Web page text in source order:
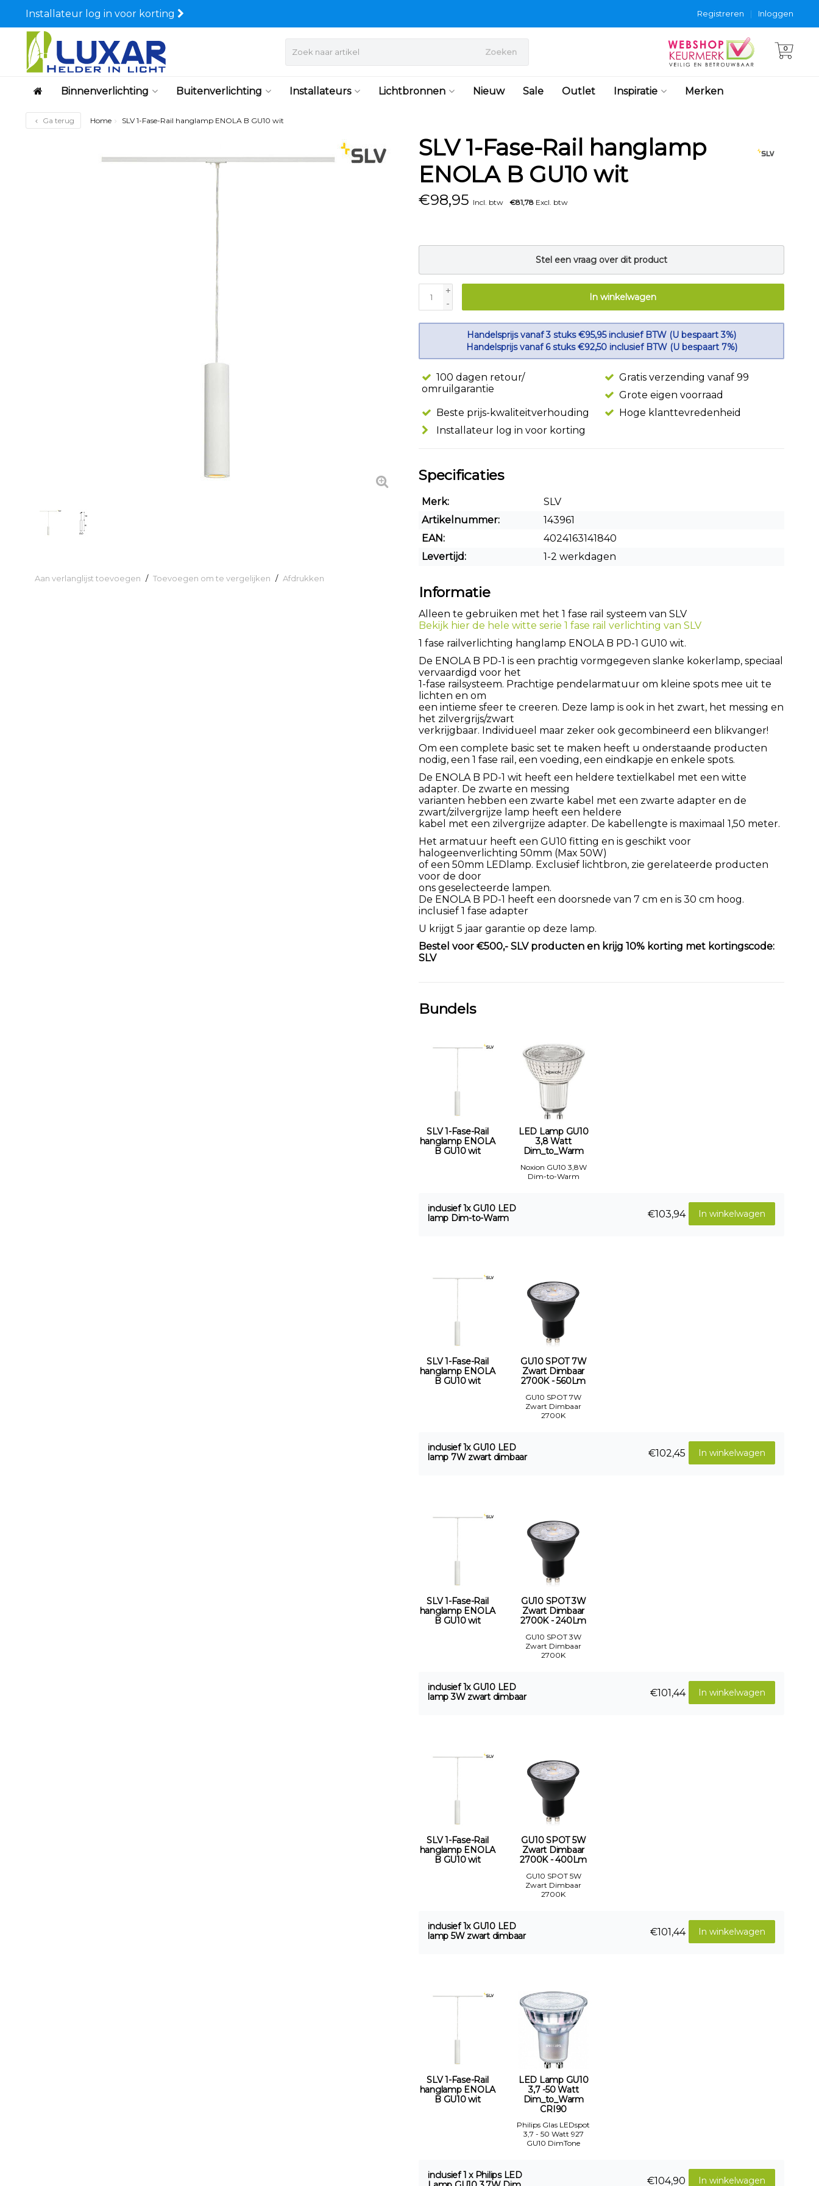
Installateur log in voor korting Inloggen
|
Registreren
Zoeken 0
Binnenverlichting Buitenverlichting Installateurs Lichtbronnen Nieuw Sale Outlet Inspiratie Merken
Ga terug Home SLV 1-Fase-Rail hanglamp ENOLA B GU10 wit
Aan verlanglijst toevoegen / Toevoegen om te vergelijken / Afdrukken
SLV 1-Fase-Rail hanglamp
ENOLA B GU10 wit
€98,95 Incl. btw €81,78 Excl. btw
Stel een vraag over dit product
+
-
In winkelwagen
Handelsprijs vanaf 3 stuks €95,95 inclusief BTW (U bespaart 3%)
Handelsprijs vanaf 6 stuks €92,50 inclusief BTW (U bespaart 7%)
100 dagen retour/
omruilgarantie
Gratis verzending vanaf 99
Grote eigen voorraad
Beste prijs-kwaliteitverhouding
Hoge klanttevredenheid
Installateur log in voor korting
Specificaties
Merk:
SLV
Artikelnummer:
143961
EAN:
4024163141840
Levertijd:
1-2 werkdagen
Informatie
Alleen te gebruiken met het 1 fase rail systeem van SLV
Bekijk hier de hele witte serie 1 fase rail verlichting van SLV
1 fase railverlichting hanglamp ENOLA B PD-1 GU10 wit.
De ENOLA B PD-1 is een prachtig vormgegeven slanke kokerlamp, speciaal
vervaardigd voor het
1-fase railsysteem. Prachtige pendelarmatuur om kleine spots mee uit te
lichten en om
een intieme sfeer te creeren. Deze lamp is ook in het zwart, het messing en
het zilvergrijs/zwart
verkrijgbaar. Individueel maar zeker ook gecombineerd een blikvanger!
Om een complete basic set te maken heeft u onderstaande producten
nodig, een 1 fase rail, een voeding, een eindkapje en enkele spots.
De ENOLA B PD-1 wit heeft een heldere textielkabel met een witte
adapter. De zwarte en messing
varianten hebben een zwarte kabel met een zwarte adapter en de
zwart/zilvergrijze lamp heeft een heldere
kabel met een zilvergrijze adapter. De kabellengte is maximaal 1,50 meter.
Het armatuur heeft een GU10 fitting en is geschikt voor
halogeenverlichting 50mm (Max 50W)
of een 50mm LEDlamp. Exclusief lichtbron, zie gerelateerde producten
voor de door
ons geselecteerde lampen.
De ENOLA B PD-1 heeft een doorsnede van 7 cm en is 30 cm hoog.
inclusief 1 fase adapter
U krijgt 5 jaar garantie op deze lamp.
Bestel voor €500,- SLV producten en krijg 10% korting met kortingscode:
SLV
Bundels
SLV 1-Fase-Rail
hanglamp ENOLA
B GU10 wit
LED Lamp GU10
3,8 Watt
Dim_to_Warm
Noxion GU10 3,8W
Dim-to-Warm
inclusief 1x GU10 LED
lamp Dim-to-Warm
In winkelwagen
€103,94
SLV 1-Fase-Rail
hanglamp ENOLA
B GU10 wit
GU10 SPOT 7W
Zwart Dimbaar
2700K - 560Lm
GU10 SPOT 7W
Zwart Dimbaar
2700K
inclusief 1x GU10 LED
lamp 7W zwart dimbaar
In winkelwagen
€102,45
SLV 1-Fase-Rail
hanglamp ENOLA
B GU10 wit
GU10 SPOT 3W
Zwart Dimbaar
2700K - 240Lm
GU10 SPOT 3W
Zwart Dimbaar
2700K
inclusief 1x GU10 LED
lamp 3W zwart dimbaar
In winkelwagen
€101,44
SLV 1-Fase-Rail
hanglamp ENOLA
B GU10 wit
GU10 SPOT 5W
Zwart Dimbaar
2700K - 400Lm
GU10 SPOT 5W
Zwart Dimbaar
2700K
inclusief 1x GU10 LED
lamp 5W zwart dimbaar
In winkelwagen
€101,44
SLV 1-Fase-Rail
hanglamp ENOLA
B GU10 wit
LED Lamp GU10
3,7 -50 Watt
Dim_to_Warm
CRI90
Philips Glas LEDspot
3,7 - 50 Watt 927
GU10 DimTone
inclusief 1 x Philips LED
In winkelwagen
€104,90